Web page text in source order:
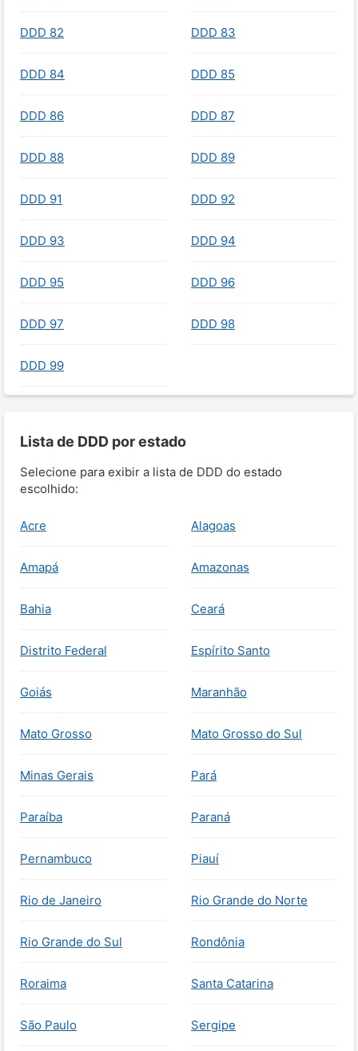
DDD 82 DDD 83
DDD 84 DDD 85
DDD 86 DDD 87
DDD 88 DDD 89
DDD 91 DDD 92
DDD 93 DDD 94
DDD 95 DDD 96
DDD 97 DDD 98
DDD 99
Lista de DDD por estado
Selecione para exibir a lista de DDD do estado
escolhido:
Acre Alagoas
Amapá Amazonas
Bahia Ceará
Distrito Federal Espírito Santo
Goiás Maranhão
Mato Grosso Mato Grosso do Sul
Minas Gerais Pará
Paraíba Paraná
Pernambuco Piauí
Rio de Janeiro Rio Grande do Norte
Rio Grande do Sul Rondônia
Roraima Santa Catarina
São Paulo Sergipe